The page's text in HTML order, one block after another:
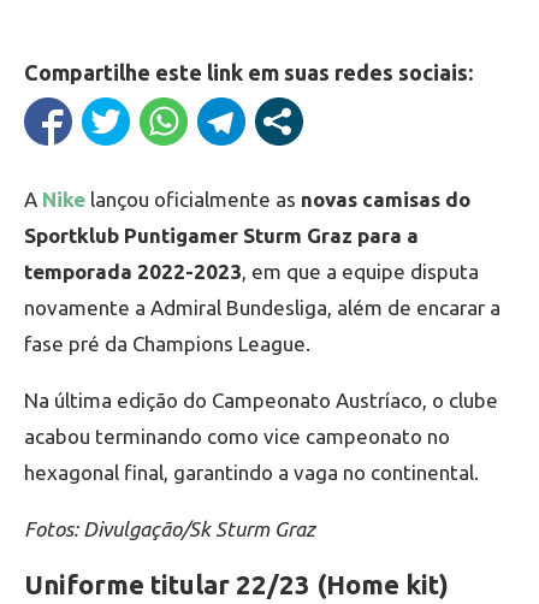
Compartilhe este link em suas redes sociais:
A Nike lançou oficialmente as novas camisas do
Sportklub Puntigamer Sturm Graz para a
temporada 2022-2023, em que a equipe disputa
novamente a Admiral Bundesliga, além de encarar a
fase pré da Champions League.
Na última edição do Campeonato Austríaco, o clube
acabou terminando como vice campeonato no
hexagonal final, garantindo a vaga no continental.
Fotos: Divulgação/Sk Sturm Graz
Uniforme titular 22/23 (Home kit)